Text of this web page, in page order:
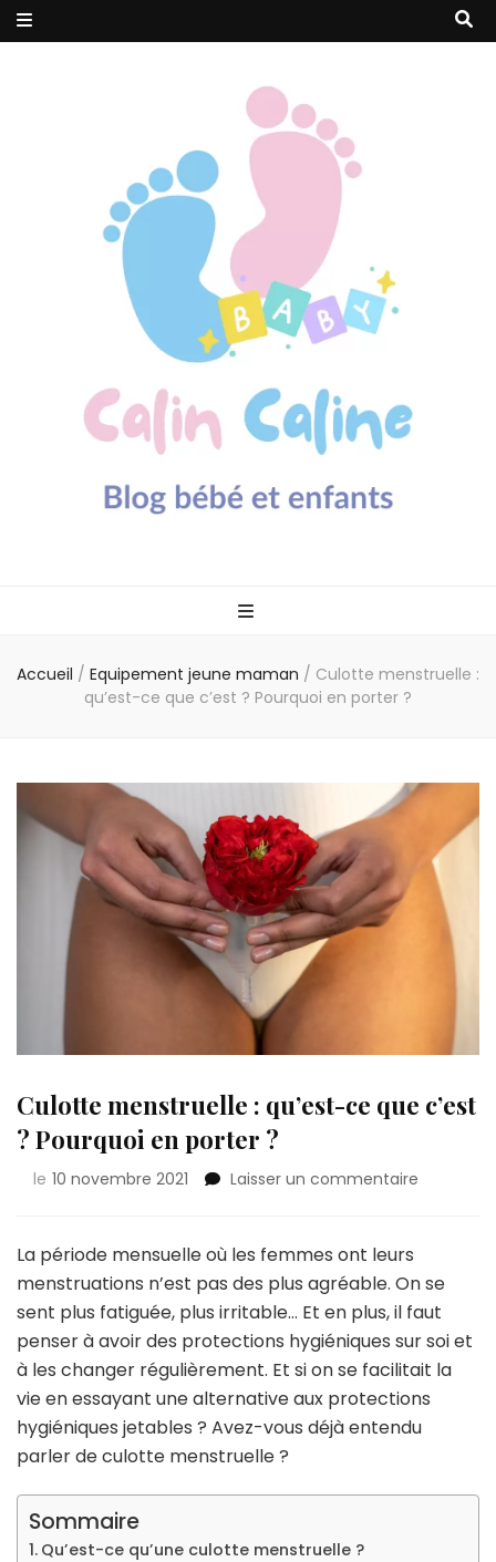
Caline
Accueil / Equipement jeune maman / Culotte menstruelle :
qu’est-ce que c’est ? Pourquoi en porter ?
Culotte menstruelle : qu’est-ce que c’est
? Pourquoi en porter ?
le 10 novembre 2021 Laisser un commentaire
ce
que
c’est
?
en
porter
La période mensuelle où les femmes ont leurs
menstruations n’est pas des plus agréable. On se
sent plus fatiguée, plus irritable… Et en plus, il faut
penser à avoir des protections hygiéniques sur soi et
à les changer régulièrement. Et si on se facilitait la
vie en essayant une alternative aux protections
hygiéniques jetables ? Avez-vous déjà entendu
parler de culotte menstruelle ?
Sommaire
Qu’est-ce qu’une culotte menstruelle ?